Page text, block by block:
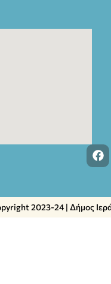
2023-24 | Δήμος